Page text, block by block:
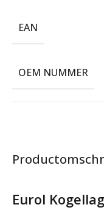
Eurol
EAN
OEM NUMMER